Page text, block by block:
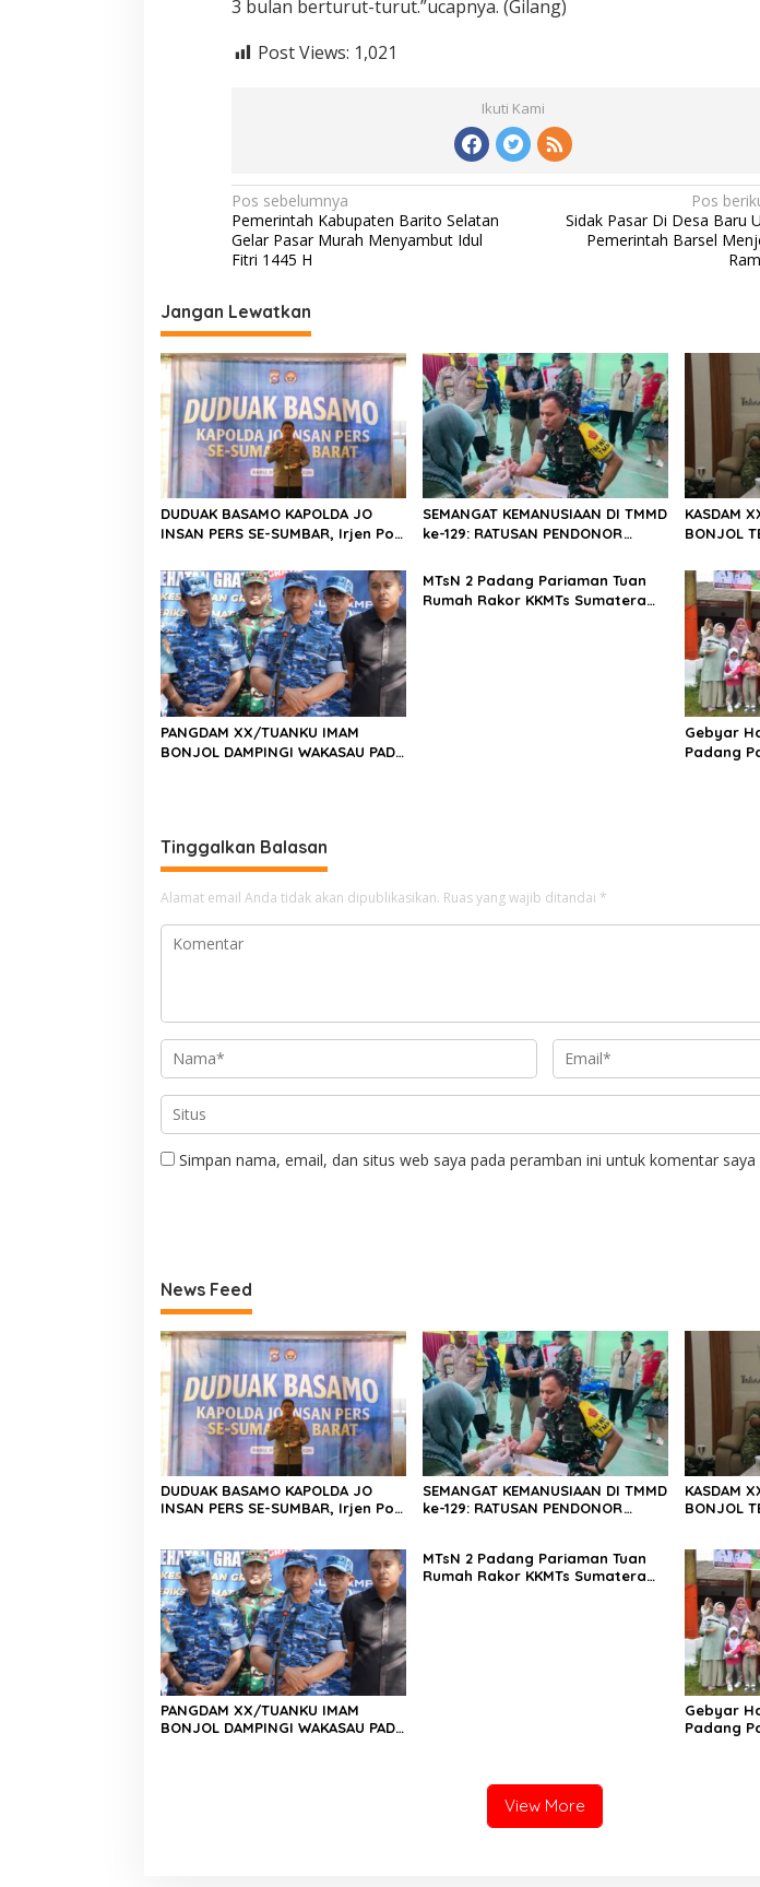
h
3 bulan berturut-turut.”ucapnya. (Gilang)
Post Views: 1,021
Ikuti Kami
N
a
v
i
g
a
s
i
p
o
s
Pos sebelumnya
Pemerintah Kabupaten Barito Selatan
Gelar Pasar Murah Menyambut Idul
Fitri 1445 H
Pos
Sidak Pasar Di Desa Baru
Pemerintah Barsel
Jangan Lewatkan
DUDUAK BASAMO KAPOLDA JO
INSAN PERS SE-SUMBAR, Irjen Pol.
Kolaborasi Polri dan Media Demi
Kepentingan Masyarakat
SEMANGAT KEMANUSIAAN DI TMMD
ke-129: RATUSAN PENDONOR
KASDAM
BONJOL
IRMAN
MAKODAM
PANGDAM XX/TUANKU IMAM
BONJOL DAMPINGI WAKASAU PADA
MTsN 2 Padang Pariaman Tuan
Rumah Rakor KKMTs Sumatera
Gebyar
Padang
Tinggalkan Balasan
Alamat email Anda tidak akan dipublikasikan. Ruas yang wajib ditandai *
Simpan nama, email, dan situs web saya pada peramban ini untuk komentar saya
News Feed
DUDUAK BASAMO KAPOLDA JO
INSAN PERS SE-SUMBAR, Irjen Pol.
Kepentingan Masyarakat
SEMANGAT KEMANUSIAAN DI TMMD
ke-129: RATUSAN PENDONOR
KASDAM
BONJOL
MAKODAM
PANGDAM XX/TUANKU IMAM
BONJOL DAMPINGI WAKASAU PADA
MTsN 2 Padang Pariaman Tuan
Rumah Rakor KKMTs Sumatera
Gebyar
Padang
View More